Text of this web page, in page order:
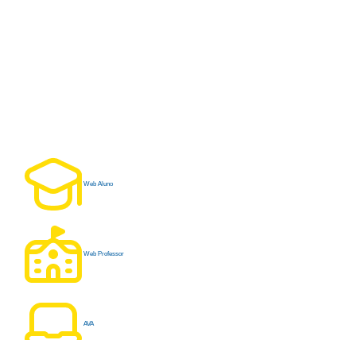
Web Aluno
Web Professor
AVA